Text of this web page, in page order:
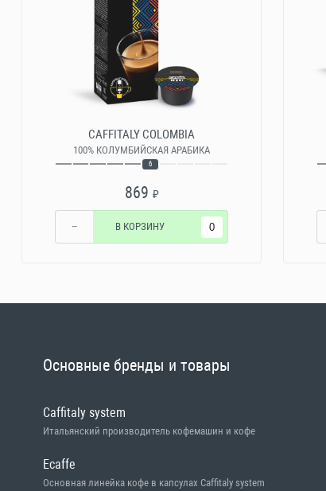
CAFFITALY COLOMBIA
100% КОЛУМБИЙСКАЯ АРАБИКА
6
869 ₽
− В КОРЗИНУ
Основные бренды и товары
Caffitaly system
Итальянский производитель кофемашин и кофе
Ecaffe
Основная линейка кофе в капсулах Caffitaly system